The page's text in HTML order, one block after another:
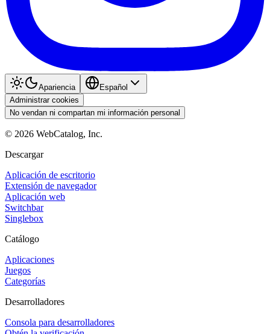
Apariencia
Español
Administrar cookies
No vendan ni compartan mi información personal
© 2026 WebCatalog, Inc.
Descargar
Aplicación de escritorio
Extensión de navegador
Aplicación web
Switchbar
Singlebox
Catálogo
Aplicaciones
Juegos
Categorías
Desarrolladores
Consola para desarrolladores